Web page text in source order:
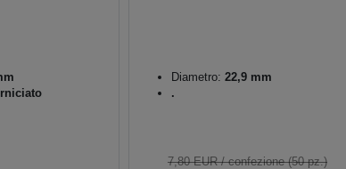
Diametro: 22,9 mm
.
7,80 EUR/ confezione (50 pz.)